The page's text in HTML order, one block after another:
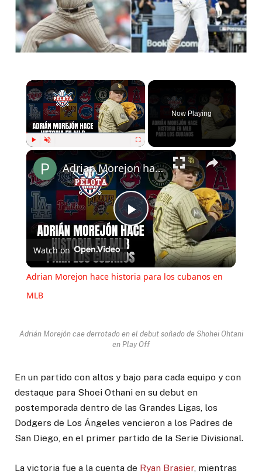
Play
Now Playing
Play
Video
Adrian Morejon hace historia para los cubanos en MLB
Watch on
Adrian Morejon hace historia para los cubanos en
MLB
Adrián Morejón cae derrotado en el debut soñado de Shohei Ohtani
en Play Off
En un partido con altos y bajo para cada equipo y con
destaque para Shoei Othani en su debut en
postemporada dentro de las Grandes Ligas, los
Dodgers de Los Ángeles vencieron a los Padres de
San Diego, en el primer partido de la Serie Divisional.
La victoria fue a la cuenta de Ryan Brasier, mientras